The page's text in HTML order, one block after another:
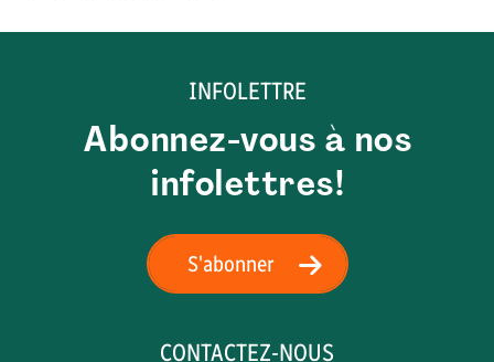
INFOLETTRE
Abonnez-vous à nos
infolettres!
S'abonner
CONTACTEZ-NOUS